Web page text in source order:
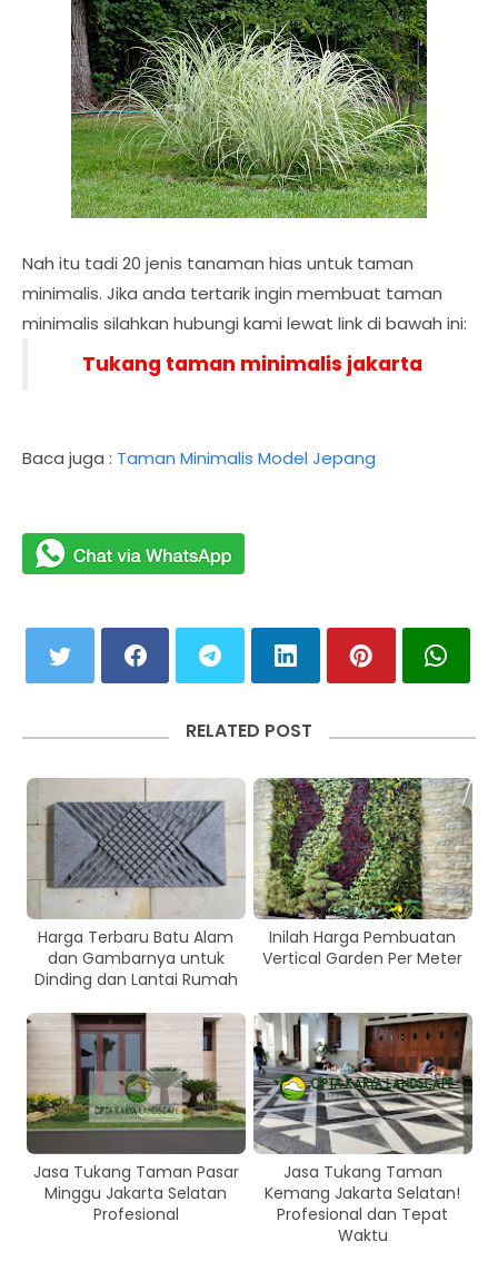
Nah itu tadi 20 jenis tanaman hias untuk taman
minimalis. Jika anda tertarik ingin membuat taman
minimalis silahkan hubungi kami lewat link di bawah ini:
Tukang taman minimalis jakarta
Baca juga : Taman Minimalis Model Jepang
RELATED POST
Harga Terbaru Batu Alam
dan Gambarnya untuk
Dinding dan Lantai Rumah
Inilah Harga Pembuatan
Vertical Garden Per Meter
Jasa Tukang Taman Pasar
Minggu Jakarta Selatan
Profesional
Jasa Tukang Taman
Kemang Jakarta Selatan!
Profesional dan Tepat
Waktu